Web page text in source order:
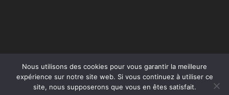
Nous utilisons des cookies pour vous garantir la meilleure
expérience sur notre site web. Si vous continuez à utiliser ce
site, nous supposerons que vous en êtes satisfait.